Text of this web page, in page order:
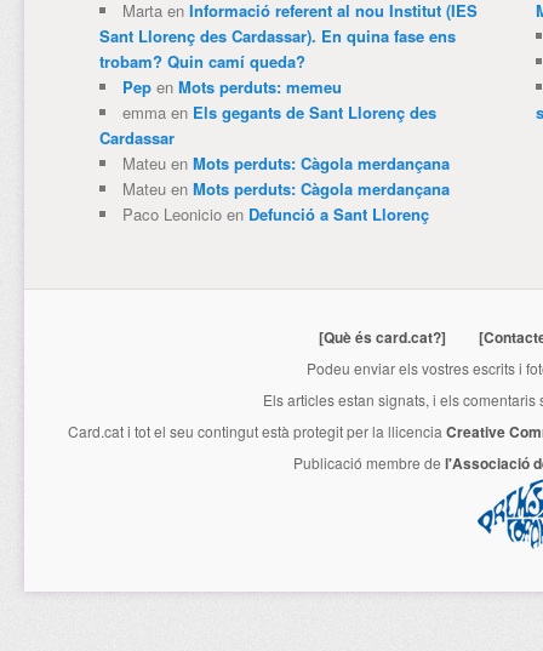
Martaen Informació referent al nou Institut (IES
Sant Llorenç des Cardassar). En quina fase ens
trobam? Quin camí queda?
Pepen Mots perduts: memeu
emmaen Els gegants de Sant Llorenç des
Cardassar
Mateuen Mots perduts: Càgola merdançana
Mateuen Mots perduts: Càgola merdançana
Paco Leonicioen Defunció a Sant Llorenç
[Què és card.cat?]
Podeu enviar els vostres escrits i
Els articles estan signats, i els
Card.cati tot el seu contingut està protegit per la llicencia Creative
Publicació membre de l'Associació